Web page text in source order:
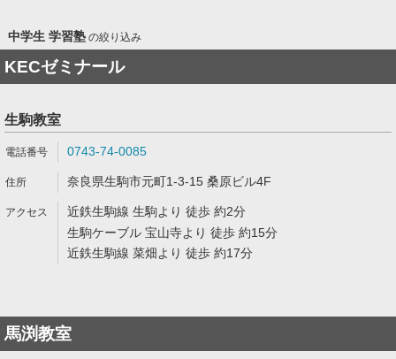
中学生 学習塾の絞り込み
KECゼミナール
生駒教室
0743-74-0085
奈良県生駒市元町1-3-15 桑原ビル4F
近鉄生駒線 生駒より 徒歩 約2分
生駒ケーブル 宝山寺より 徒歩 約15分
近鉄生駒線 菜畑より 徒歩 約17分
馬渕教室